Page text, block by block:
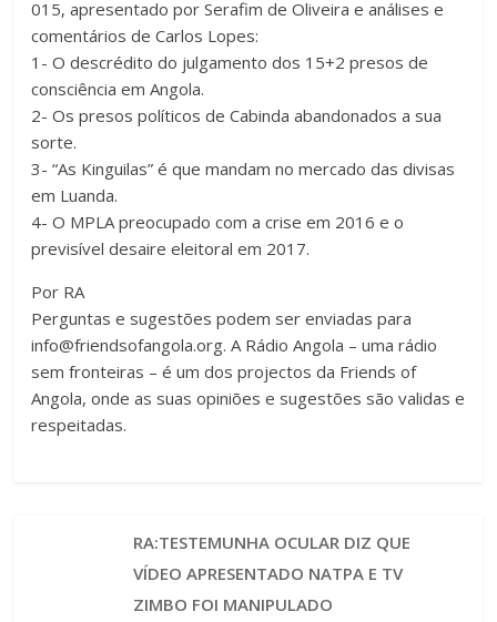
015, apresentado por Serafim de Oliveira e análises e
comentários de Carlos Lopes:
1- O descrédito do julgamento dos 15+2 presos de
consciência em Angola.
2- Os presos políticos de Cabinda abandonados a sua
sorte.
3- “As Kinguilas” é que mandam no mercado das divisas
em Luanda.
4- O MPLA preocupado com a crise em 2016 e o
previsível desaire eleitoral em 2017.
Por RA
Perguntas e sugestões podem ser enviadas para
info@friendsofangola.org. A Rádio Angola – uma rádio
sem fronteiras – é um dos projectos da Friends of
Angola, onde as suas opiniões e sugestões são validas e
respeitadas.
RA:TESTEMUNHA OCULAR DIZ QUE
VÍDEO APRESENTADO NATPA E TV
ZIMBO FOI MANIPULADO